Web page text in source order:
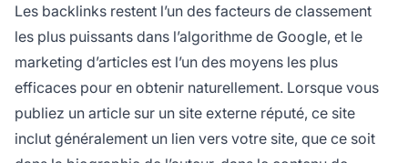
Les backlinks restent l’un des facteurs de classement
les plus puissants dans l’algorithme de Google, et le
marketing d’articles est l’un des moyens les plus
efficaces pour en obtenir naturellement. Lorsque vous
publiez un article sur un site externe réputé, ce site
inclut généralement un lien vers votre site, que ce soit